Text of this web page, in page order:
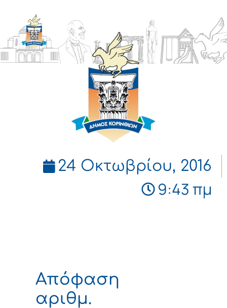
ΔΗΜΟΣ
ΚΟΡΙΝΘΙΩΝ
24 Οκτωβρίου, 2016
9:43 πμ
Απόφαση
αριθμ.